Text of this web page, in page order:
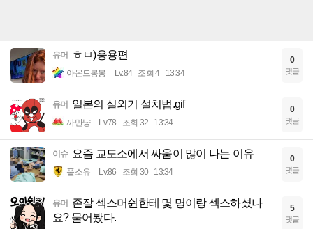
유머 ㅎㅂ)응용편
아몬드봉봉 Lv.84 조회 4 13:34
0
댓글
유머 일본의 실외기 설치법.gif
까만냥 Lv.78 조회 32 13:34
0
댓글
이슈 요즘 교도소에서 싸움이 많이 나는 이유
풀소유 Lv.86 조회 30 13:34
0
댓글
유머 존잘 섹스머쉰한테 몇 명이랑 섹스하셨나
요? 물어봤다.
5
댓글